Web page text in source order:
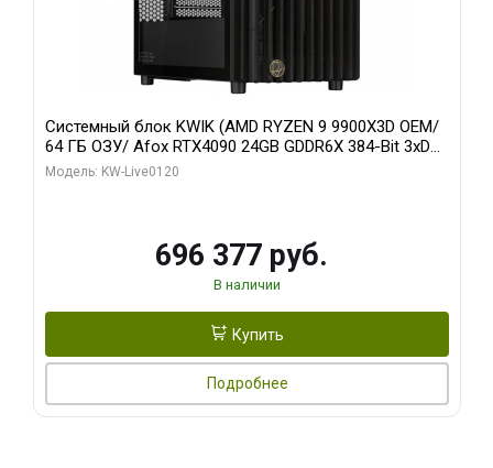
Системный блок KWIK (AMD RYZEN 9 9900X3D OEM/
64 ГБ ОЗУ/ Afox RTX4090 24GB GDDR6X 384-Bit 3xDP
HDMI ATX Turbo/ 1 ТБ SSD)
Модель: KW-Live0120
696 377 руб.
В наличии
Купить
Подробнее